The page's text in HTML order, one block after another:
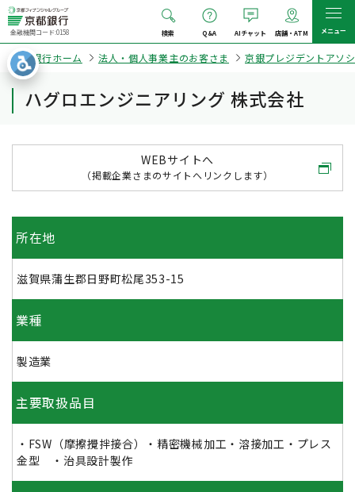
金融機関コード:0158 検索 Q&A AIチャット 店舗・ATM メニュー
京都銀行ホーム 法人・個人事業主のお客さま 京銀プレジデントアソ
ハグロエンジニアリング 株式会社
WEBサイトへ
（掲載企業さまのサイトへリンクします）
所在地
滋賀県蒲生郡日野町松尾353-15
業種
製造業
主要取扱品目
・FSW（摩擦攪拌接合）・精密機械加工・溶接加工・プレス
金型 ・治具設計製作